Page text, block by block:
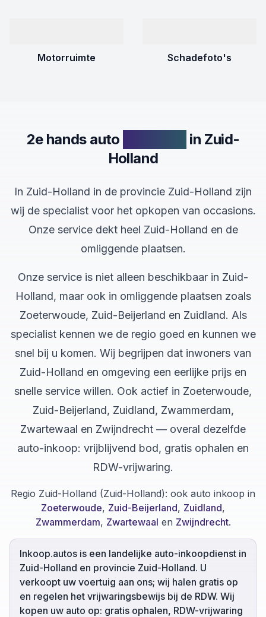
Motorruimte Schadefoto's
2e hands auto
in Zuid-
Holland
In Zuid-Holland in de provincie Zuid-Holland zijn
wij de specialist voor het opkopen van occasions.
Onze service dekt heel Zuid-Holland en de
omliggende plaatsen.
Onze service is niet alleen beschikbaar in Zuid-
Holland, maar ook in omliggende plaatsen zoals
Zoeterwoude, Zuid-Beijerland en Zuidland. Als
specialist kennen we de regio goed en kunnen we
snel bij u komen. Wij begrijpen dat inwoners van
Zuid-Holland en omgeving een eerlijke prijs en
snelle service willen. Ook actief in Zoeterwoude,
Zuid-Beijerland, Zuidland, Zwammerdam,
Zwartewaal en Zwijndrecht — overal dezelfde
auto-inkoop: vrijblijvend bod, gratis ophalen en
RDW-vrijwaring.
Regio Zuid-Holland (Zuid-Holland): ook auto inkoop in
Zoeterwoude, Zuid-Beijerland, Zuidland,
Zwammerdam, Zwartewaal en Zwijndrecht.
Inkoop.autos is een landelijke auto-inkoopdienst in
Zuid-Holland en provincie Zuid-Holland. U
verkoopt uw voertuig aan ons; wij halen gratis op
en regelen het vrijwaringsbewijs bij de RDW. Wij
kopen uw auto op: gratis ophalen, RDW-vrijwaring